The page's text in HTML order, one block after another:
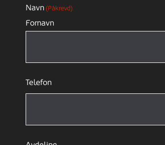
Navn (Påkrevd)
Fornavn
Telefon